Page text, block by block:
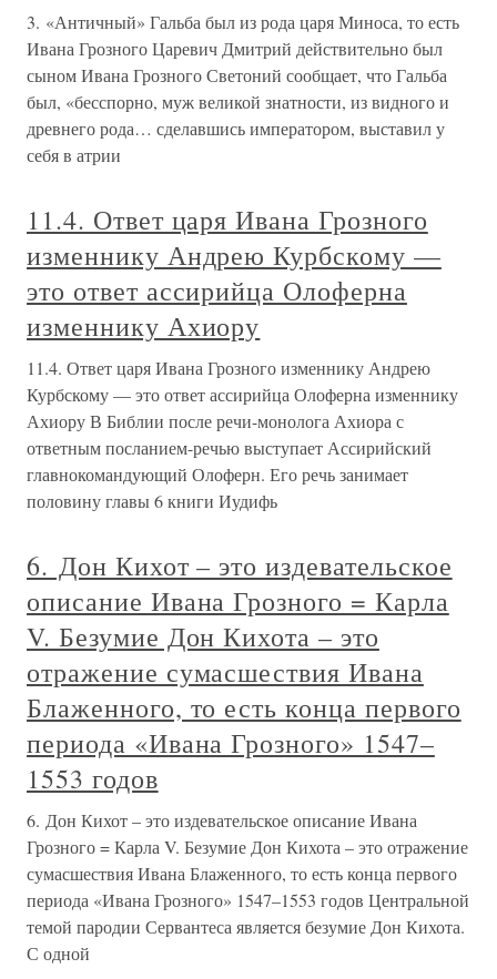
3. «Античный» Гальба был из рода царя Миноса, то есть
Ивана Грозного Царевич Дмитрий действительно был
сыном Ивана Грозного Светоний сообщает, что Гальба
был, «бесспорно, муж великой знатности, из видного и
древнего рода… сделавшись императором, выставил у
себя в атрии
11.4. Ответ царя Ивана Грозного
изменнику Андрею Курбскому —
это ответ ассирийца Олоферна
изменнику Ахиору
11.4. Ответ царя Ивана Грозного изменнику Андрею
Курбскому — это ответ ассирийца Олоферна изменнику
Ахиору В Библии после речи-монолога Ахиора с
ответным посланием-речью выступает Ассирийский
главнокомандующий Олоферн. Его речь занимает
половину главы 6 книги Иудифь
6. Дон Кихот – это издевательское
описание Ивана Грозного = Карла
V. Безумие Дон Кихота – это
отражение сумасшествия Ивана
Блаженного, то есть конца первого
периода «Ивана Грозного» 1547–
1553 годов
6. Дон Кихот – это издевательское описание Ивана
Грозного = Карла V. Безумие Дон Кихота – это отражение
сумасшествия Ивана Блаженного, то есть конца первого
периода «Ивана Грозного» 1547–1553 годов Центральной
темой пародии Сервантеса является безумие Дон Кихота.
С одной